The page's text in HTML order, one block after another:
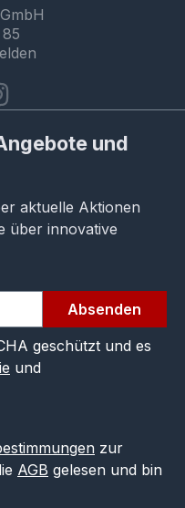
und
aktuelle Aktionen
über innovative
Absenden
geschützt und es
und
zur
AGB gelesen und bin